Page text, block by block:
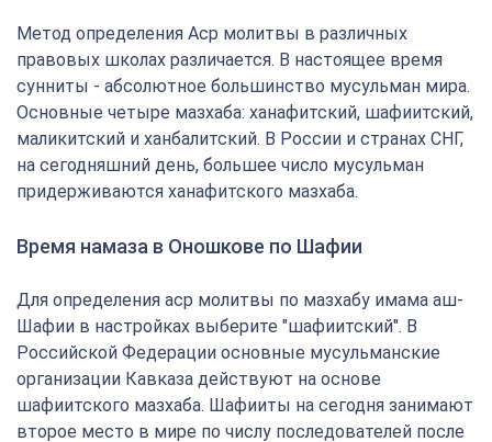
Метод определения Аср молитвы в различных
правовых школах различается. В настоящее время
сунниты - абсолютное большинство мусульман мира.
Основные четыре мазхаба: ханафитский, шафиитский,
маликитский и ханбалитский. В России и странах СНГ,
на сегодняшний день, большее число мусульман
придерживаются ханафитского мазхаба.
Время намаза в Оношкове по Шафии
Для определения аср молитвы по мазхабу имама аш-
Шафии в настройках выберите "шафиитский". В
Российской Федерации основные мусульманские
организации Кавказа действуют на основе
шафиитского мазхаба. Шафииты на сегодня занимают
второе место в мире по числу последователей после